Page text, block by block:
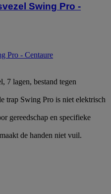
Swing Pro -
Pro - Centaure
7 lagen, bestand tegen
trap Swing Pro is niet elektrisch
gereedschap en specifieke
de handen niet vuil.